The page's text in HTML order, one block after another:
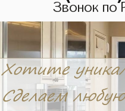
Звонок по